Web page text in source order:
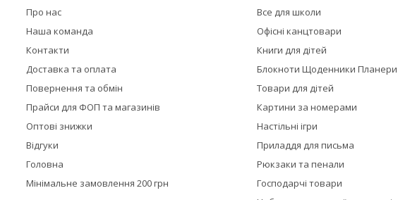
Про нас
Наша команда
Контакти
Доставка та оплата
Повернення та обмін
Прайси для ФОП та магазинів
Оптові знижки
Відгуки
Головна
Мінімальне замовлення 200 грн
Все для школи
Офісні канцтовари
Книги для дітей
Блокноти Щоденники Планери
Товари для дітей
Картини за номерами
Настільні ігри
Приладдя для письма
Рюкзаки та пенали
Господарчі товари